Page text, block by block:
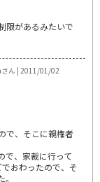
限があるみたいで
さん | 2011/01/02
で、そこに親権者
で、家裁に行って
おわったので、そ